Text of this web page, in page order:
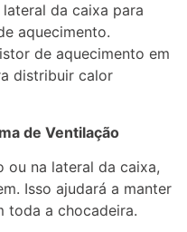
da caixa para
aquecimento.
de aquecimento em
distribuir calor
de Ventilação
ou na lateral da caixa,
Isso ajudará a manter
toda a chocadeira.